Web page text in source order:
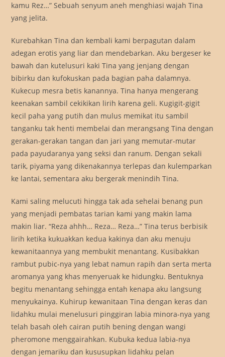
kamu Rez…” Sebuah senyum aneh menghiasi wajah Tina
yang jelita.
Kurebahkan Tina dan kembali kami berpagutan dalam
adegan erotis yang liar dan mendebarkan. Aku bergeser ke
bawah dan kutelusuri kaki Tina yang jenjang dengan
bibirku dan kufokuskan pada bagian paha dalamnya.
Kukecup mesra betis kanannya. Tina hanya mengerang
keenakan sambil cekikikan lirih karena geli. Kugigit-gigit
kecil paha yang putih dan mulus memikat itu sambil
tanganku tak henti membelai dan merangsang Tina dengan
gerakan-gerakan tangan dan jari yang memutar-mutar
pada payudaranya yang seksi dan ranum. Dengan sekali
tarik, piyama yang dikenakannya terlepas dan kulemparkan
ke lantai, sementara aku bergerak menindih Tina.
Kami saling melucuti hingga tak ada sehelai benang pun
yang menjadi pembatas tarian kami yang makin lama
makin liar. “Reza ahhh… Reza… Reza…” Tina terus berbisik
lirih ketika kukuakkan kedua kakinya dan aku menuju
kewanitaannya yang membukit menantang. Kusibakkan
rambut pubic-nya yang lebat namun rapih dan serta merta
aromanya yang khas menyeruak ke hidungku. Bentuknya
begitu menantang sehingga entah kenapa aku langsung
menyukainya. Kuhirup kewanitaan Tina dengan keras dan
lidahku mulai menelusuri pinggiran labia minora-nya yang
telah basah oleh cairan putih bening dengan wangi
pheromone menggairahkan. Kubuka kedua labia-nya
dengan jemariku dan kususupkan lidahku pelan